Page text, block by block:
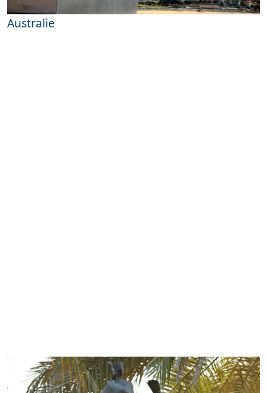
Australie